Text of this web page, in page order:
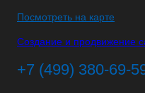
Посмотреть на карте
Создание и продвижение
+7 (499) 380-69-